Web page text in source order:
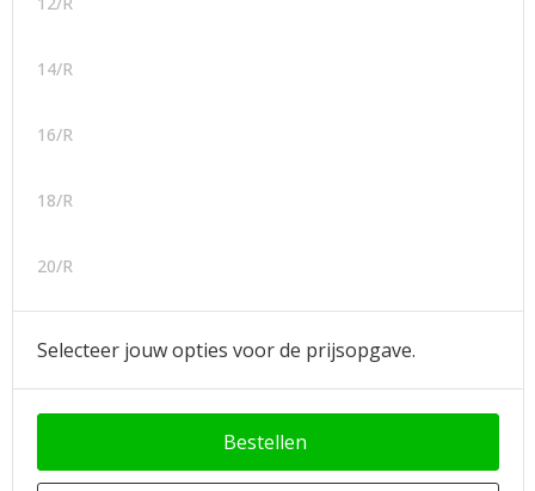
14/R
16/R
18/R
20/R
Selecteer jouw opties voor de prijsopgave.
Bestellen